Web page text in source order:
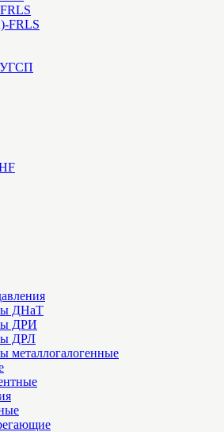
FRLS
ДНаТ
ДРИ
ДРЛ
металлогалогенные